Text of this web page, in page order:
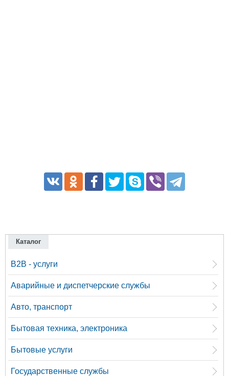
Каталог
B2B - услуги
Аварийные и диспетчерские службы
Авто, транспорт
Бытовая техника, электроника
Бытовые услуги
Государственные службы